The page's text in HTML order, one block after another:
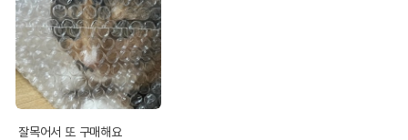
잘목어서 또 구매해요